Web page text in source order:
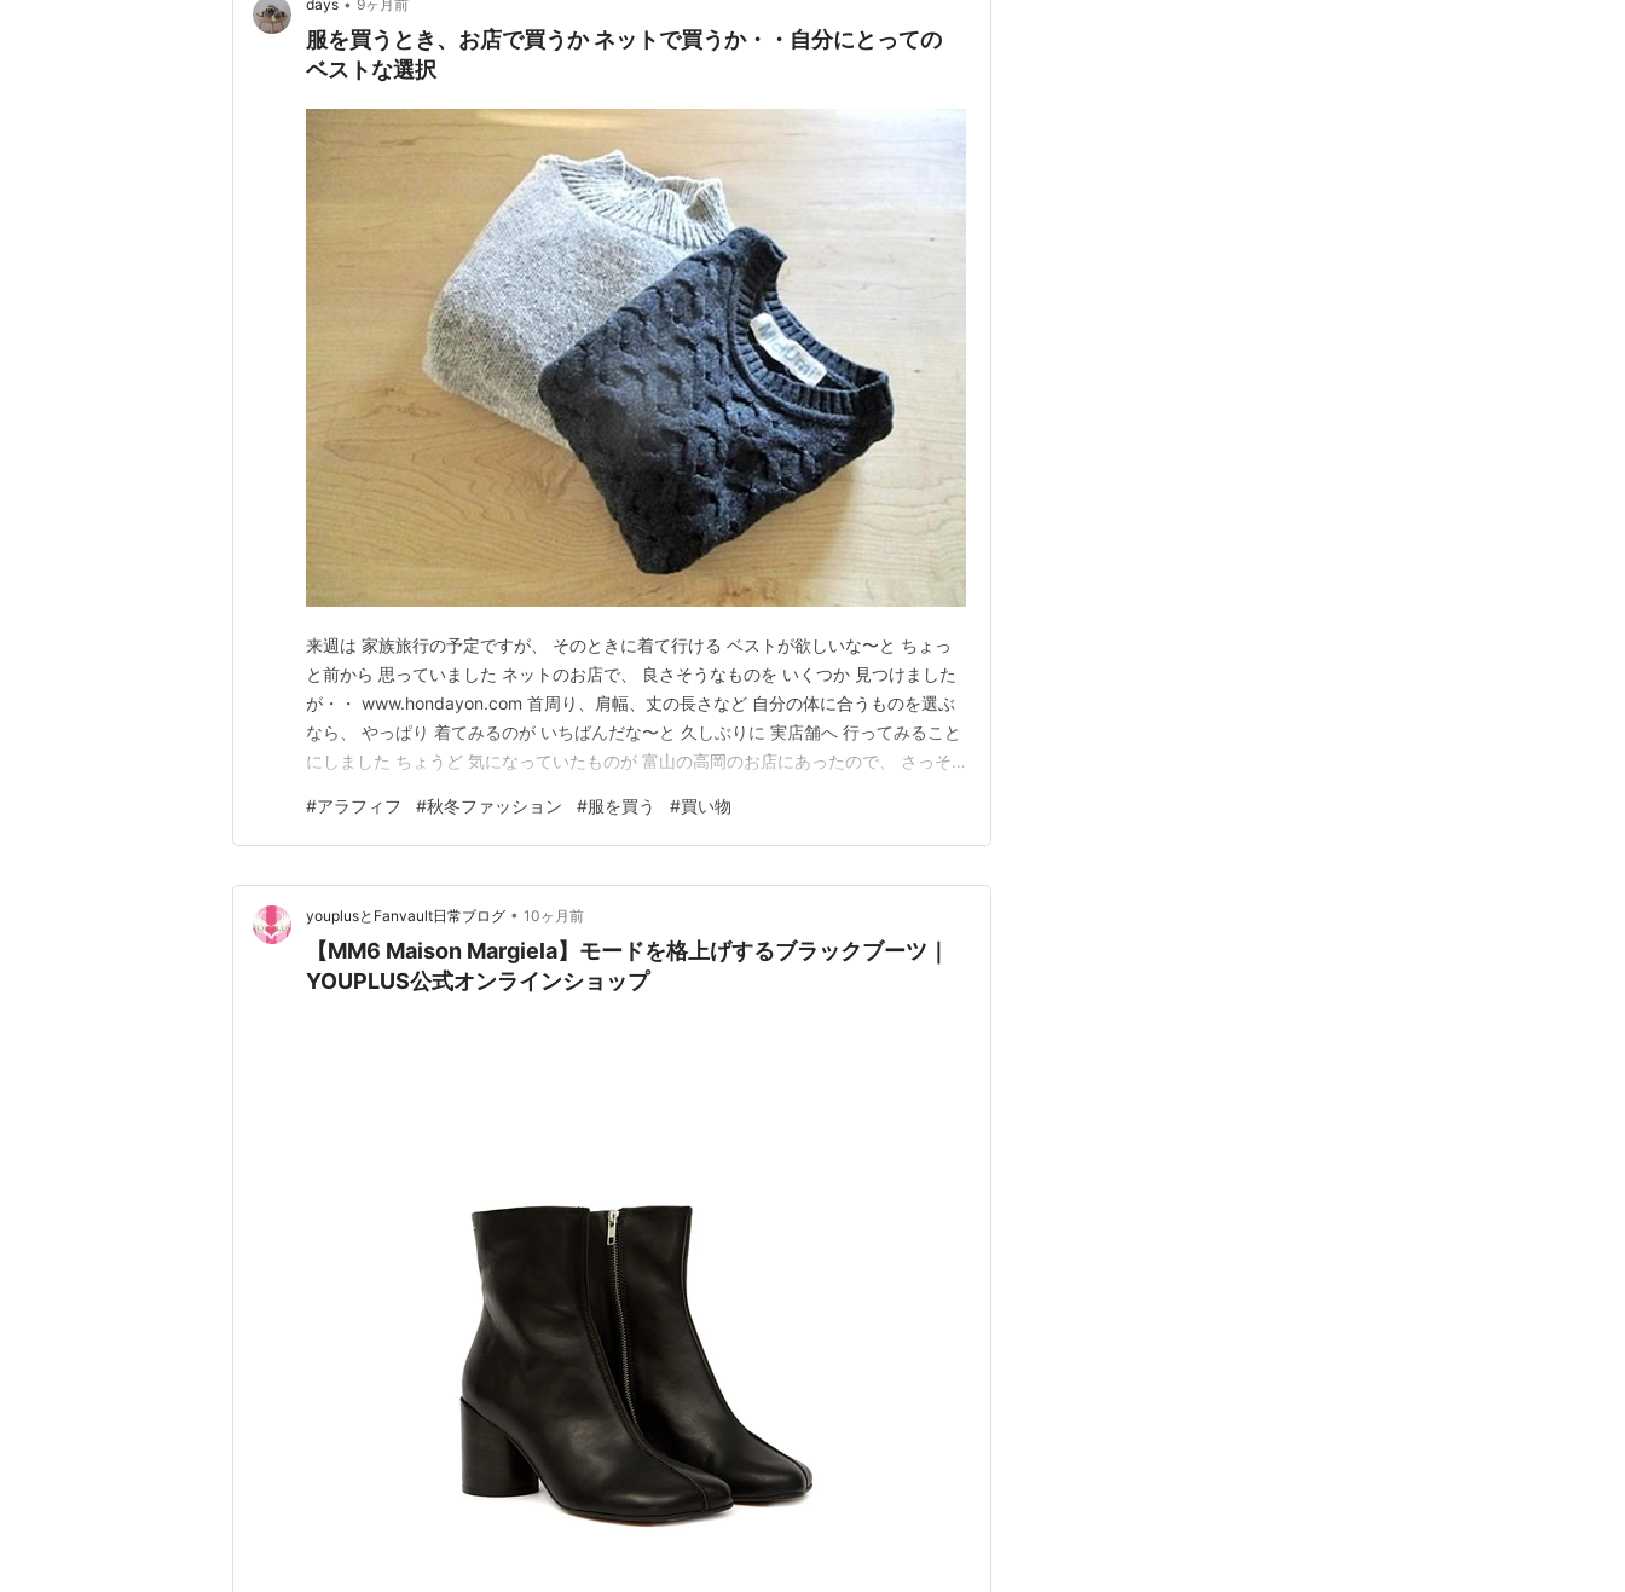
days • 9ヶ月前
服を買うとき、お店で買うか ネットで買うか・・自分にとっての
ベストな選択
来週は 家族旅行の予定ですが、 そのときに着て行ける ベストが欲しいな〜と ちょっ
と前から 思っていました ネットのお店で、 良さそうなものを いくつか 見つけました
が・・ www.hondayon.com 首周り、肩幅、丈の長さなど 自分の体に合うものを選ぶ
なら、 やっぱり 着てみるのが いちばんだな〜と 久しぶりに 実店舗へ 行ってみること
にしました ちょうど 気になっていたものが 富山の高岡のお店にあったので、 さっそ
富山と 石川にお店が 何店舗かあるらしく、 本店のこちらは フロアごとに 雰囲気が …
#アラフィフ #秋冬ファッション #服を買う #買い物
youplusとFanvault日常ブログ • 10ヶ月前
【MM6 Maison Margiela】モードを格上げするブラックブーツ｜
YOUPLUS公式オンラインショップ